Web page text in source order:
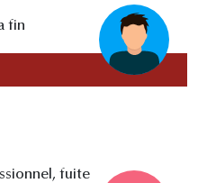
fin
fuite